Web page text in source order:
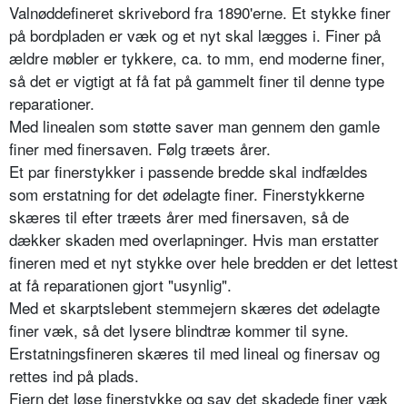
Valnøddefineret skrivebord fra 1890'erne. Et stykke finer
på bordpladen er væk og et nyt skal lægges i. Finer på
ældre møbler er tykkere, ca. to mm, end moderne finer,
så det er vigtigt at få fat på gammelt finer til denne type
reparationer.
Med linealen som støtte saver man gennem den gamle
finer med finersaven. Følg træets årer.
Et par finerstykker i passende bredde skal indfældes
som erstatning for det ødelagte finer. Finerstykkerne
skæres til efter træets årer med finersaven, så de
dækker skaden med overlapninger. Hvis man erstatter
fineren med et nyt stykke over hele bredden er det lettest
at få reparationen gjort "usynlig".
Med et skarptslebent stemmejern skæres det ødelagte
finer væk, så det lysere blindtræ kommer til syne.
Erstatningsfineren skæres til med lineal og finersav og
rettes ind på plads.
Fjern det løse finerstykke og sav det skadede finer væk